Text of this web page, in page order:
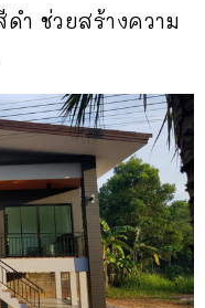
ำ ช่วยสร้างความ